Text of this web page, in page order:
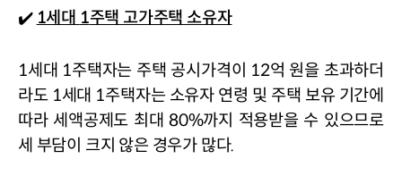
✔️ 1세대 1주택 고가주택 소유자
1세대 1주택자는 주택 공시가격이 12억 원을 초과하더
라도 1세대 1주택자는 소유자 연령 및 주택 보유 기간에
따라 세액공제도 최대 80%까지 적용받을 수 있으므로
세 부담이 크지 않은 경우가 많다.